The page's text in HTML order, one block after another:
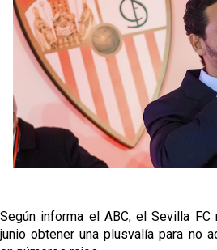
Endrick y Marc Bernal
destacadas del día
El Sevilla Juvenil A última
su debut en la Cantalejo
La cita ante el Espanyol a
El dato que destaca a
Juanlu de vuelta a Sevilla
Premier
Según informa el ABC, el Sevilla
junio obtener una plusvalía para no